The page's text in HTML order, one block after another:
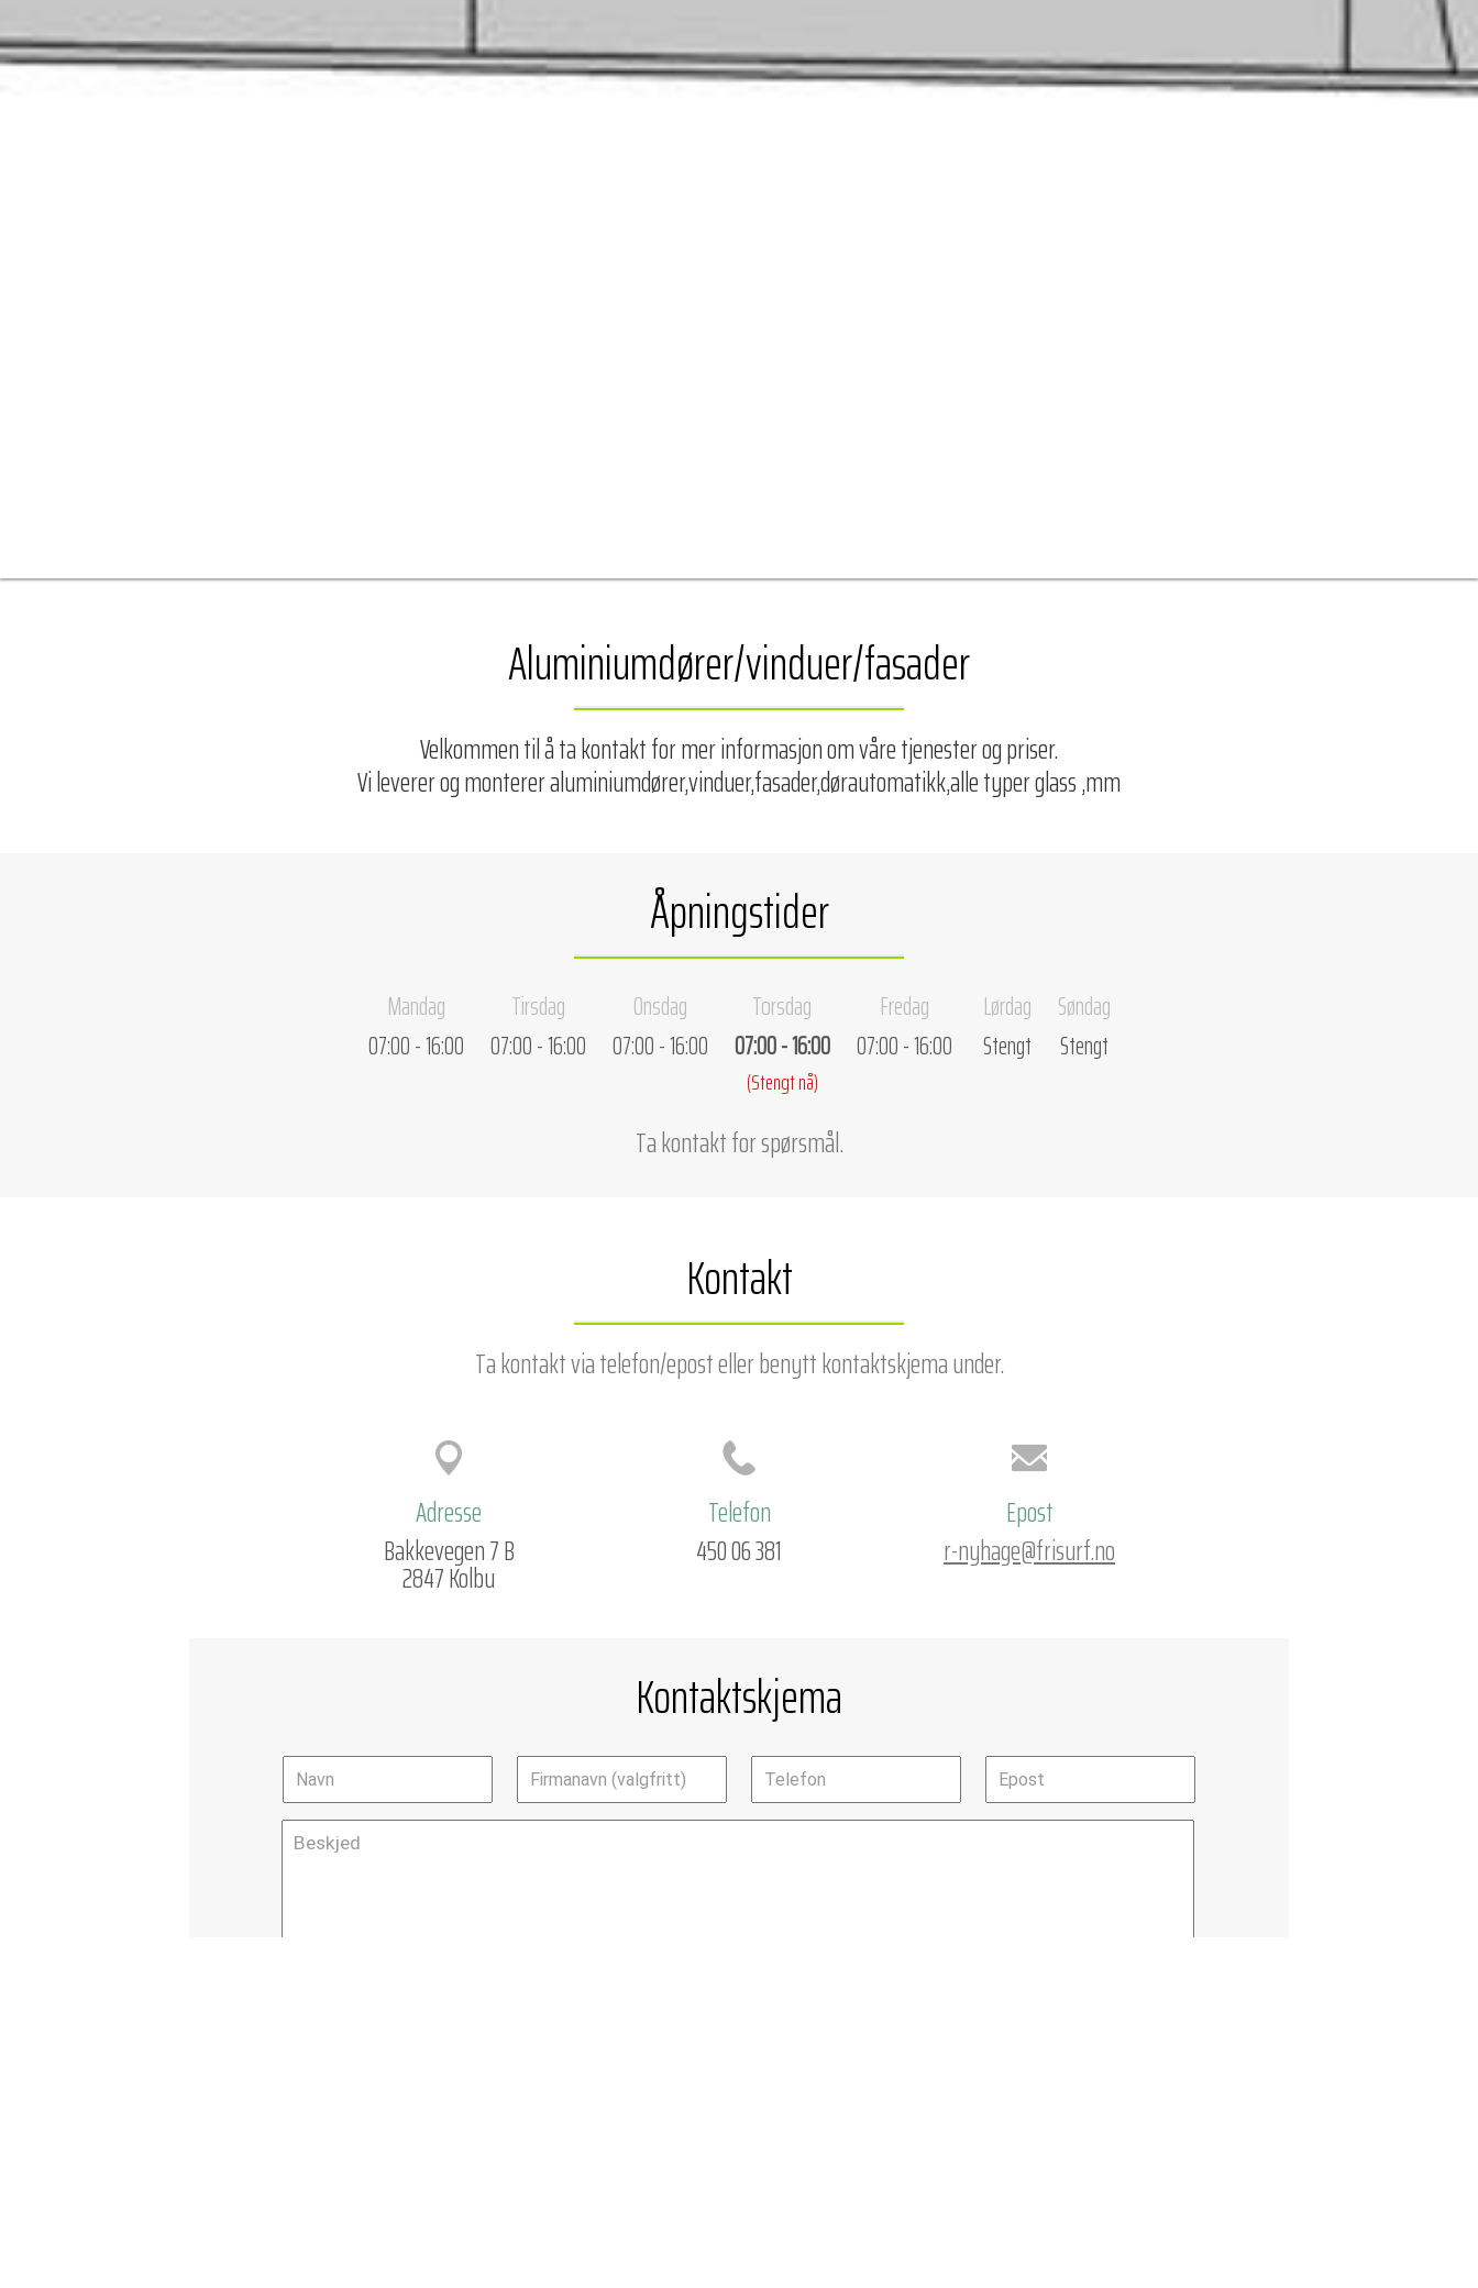
Aluminiumdører/vinduer/fasader
Velkommen til å ta kontakt for mer informasjon om våre tjenester og priser.
Vi leverer og monterer aluminiumdører,vinduer,fasader,dørautomatikk,alle typer glass ,mm
Åpningstider
Mandag
07:00 - 16:00
Tirsdag
07:00 - 16:00
Onsdag
07:00 - 16:00
Torsdag
07:00 - 16:00
(Stengt nå)
Fredag
07:00 - 16:00
Lørdag
Stengt
Søndag
Stengt
Ta kontakt for spørsmål.
Kontakt
Ta kontakt via telefon/eposteller benytt kontaktskjema under.
Adresse
Bakkevegen 7 B
2847 Kolbu
Telefon
450 06 381
Epost
r-nyhage@frisurf.no
Kontaktskjema